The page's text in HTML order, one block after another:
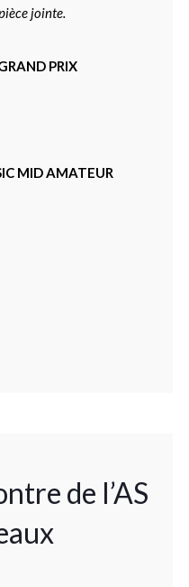
jointe.
PRIX
MID AMATEUR
de l’AS